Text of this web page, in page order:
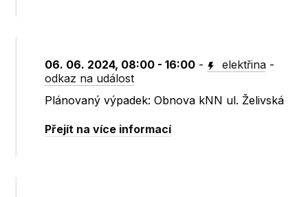
06. 06. 2024, 08:00 - 16:00 - elektřina -
odkaz na událost
Plánovaný výpadek: Obnova kNN ul. Želivská
Přejít na více informací